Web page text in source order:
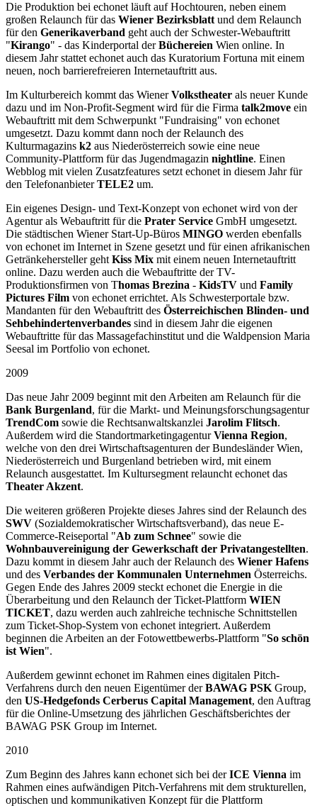
Die Produktion bei echonet läuft auf Hochtouren, neben einem
großen Relaunch für das Wiener Bezirksblatt und dem Relaunch
für den Generikaverband geht auch der Schwester-Webauftritt
"Kirango" - das Kinderportal derBüchereien Wien online. In
diesem Jahr stattet echonet auch das Kuratorium Fortuna mit einem
neuen, noch barrierefreieren Internetauftritt aus.
Im Kulturbereich kommt das WienerVolkstheater als neuer Kunde
dazu und im Non-Profit-Segment wird für die Firma talk2move ein
Webauftritt mit dem Schwerpunkt "Fundraising" von echonet
umgesetzt. Dazu kommt dann noch der Relaunch des
Kulturmagazins k2 aus Niederösterreich sowie eine neue
Community-Plattform für das Jugendmagazin nightline. Einen
Webblog mit vielen Zusatzfeatures setzt echonet in diesem Jahr für
den TelefonanbieterTELE2 um.
Ein eigenes Design- und Text-Konzept von echonet wird von der
Agentur als Webauftritt für die Prater Service GmbH umgesetzt.
Die städtischen Wiener Start-Up-Büros MINGO werden ebenfalls
von echonet im Internet in Szene gesetzt und für einen afrikanischen
Getränkehersteller geht Kiss Mix mit einem neuen Internetauftritt
online. Dazu werden auch die Webauftritte der TV-
Produktionsfirmen von Thomas Brezina - KidsTV und Family
Pictures Film von echonet errichtet. Als Schwesterportale bzw.
Mandanten für den Webauftritt des Österreichischen Blinden- und
Sehbehindertenverbandes sind in diesem Jahr die eigenen
Webauftritte für das Massagefachinstitut und die Waldpension Maria
Seesal im Portfolio von echonet.
2009
Das neue Jahr 2009 beginnt mit den Arbeiten am Relaunch für die
Bank Burgenland, für die Markt- und Meinungsforschungsagentur
TrendCom sowie die Rechtsanwaltskanzlei Jarolim Flitsch.
Außerdem wird die StandortmarketingagenturVienna Region,
welche von den drei Wirtschaftsagenturen der Bundesländer Wien,
Niederösterreich und Burgenland betrieben wird, mit einem
Relaunch ausgestattet. Im Kultursegment relauncht echonet das
Theater Akzent.
Die weiteren größeren Projekte dieses Jahres sind der Relaunch des
SWV (Sozialdemokratischer Wirtschaftsverband), das neue E-
Commerce-Reiseportal "Ab zum Schnee" sowie die
Wohnbauvereinigung der Gewerkschaft der Privatangestellten.
Dazu kommt in diesem Jahr auch der Relaunch des Wiener Hafens
und des Verbandes der Kommunalen Unternehmen Österreichs.
Gegen Ende des Jahres 2009 steckt echonet die Energie in die
Überarbeitung und den Relaunch der Ticket-Plattform WIEN
TICKET, dazu werden auch zahlreiche technische Schnittstellen
zum Ticket-Shop-System von echonet integriert. Außerdem
beginnen die Arbeiten an der Fotowettbewerbs-Plattform "So schön
ist Wien".
Außerdem gewinnt echonet im Rahmen eines digitalen Pitch-
Verfahrens durch den neuen Eigentümer derBAWAG PSK Group,
den US-Hedgefonds Cerberus Capital Management, den Auftrag
für die Online-Umsetzung des jährlichen Geschäftsberichtes der
BAWAG PSK Group im Internet.
2010
Zum Beginn des Jahres kann echonet sich bei derICE Vienna im
Rahmen eines aufwändigen Pitch-Verfahrens mit dem strukturellen,
optischen und kommunikativen Konzept für die Plattform